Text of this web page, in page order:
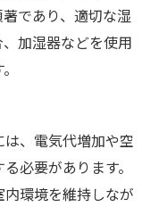
であり、適切な湿
加湿器などを使用
、電気代増加や空
必要があります。
環境を維持しなが